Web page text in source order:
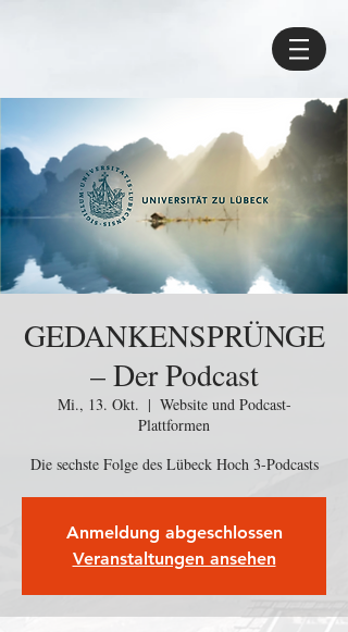
GEDANKENSPRÜNGE
– Der Podcast
Mi., 13. Okt.
  |
Website und Podcast-
Plattformen
Die sechste Folge des Lübeck Hoch 3-Podcasts
Anmeldung abgeschlossen
Veranstaltungen ansehen